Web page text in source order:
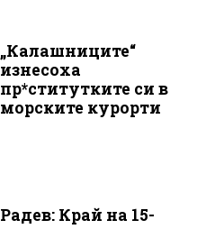
„Калашниците“
изнесоха
пр*ститутките си в
морските курорти
Радев: Край на 15-